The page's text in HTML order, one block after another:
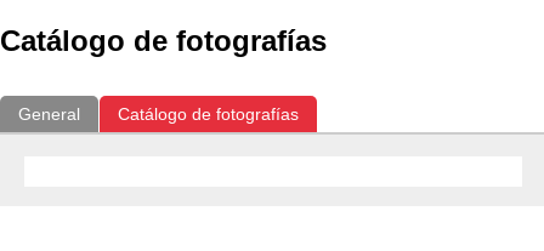
Catálogo de fotografías
General Catálogo de fotografías